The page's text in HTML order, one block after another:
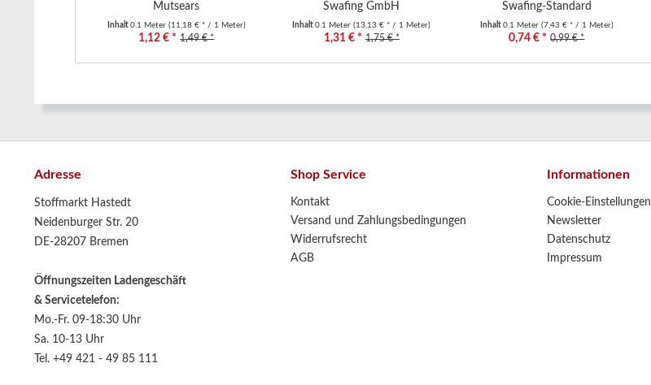
Mutsears
Inhalt 0.1 Meter (11,18 € * / 1 Meter)
1,12 € * 1,49 € *
Swafing GmbH
Inhalt0.1 Meter(13,13 € * / 1 Meter)
1,31 € * 1,75 € *
Swafing-Standard
Inhalt 0.1 Meter (7,43 € * / 1 Meter)
0,74 € * 0,99 € *
Adresse
Stoffmarkt Hastedt
Neidenburger Str. 20
DE-28207 Bremen
Öffnungszeiten Ladengeschäft
& Servicetelefon:
Mo.-Fr. 09-18:30 Uhr
Sa. 10-13 Uhr
Tel. +49 421 - 49 85 111
Shop Service
Kontakt
Versand und Zahlungsbedingungen
Widerrufsrecht
AGB
Informationen
Cookie-Einstellungen
Newsletter
Datenschutz
Impressum